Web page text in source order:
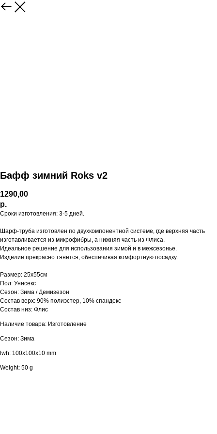
Бафф зимний Roks v2
1290,00
р.
Сроки изготовления: 3-5 дней.
Шарф-труба изготовлен по двухкомпонентной системе, где верхняя часть
изготавливается из микрофибры, а нижняя часть из Флиса.
Идеальное решение для использования зимой и в межсезонье.
Изделие прекрасно тянется, обеспечивая комфортную посадку.
Размер: 25х55см
Пол: Унисекс
Сезон: Зима / Демизезон
Состав верх: 90% полиэстер, 10% спандекс
Состав низ: Флис
Наличие товара: Изготовление
Сезон: Зима
lwh: 100x100x10 mm
Weight: 50 g